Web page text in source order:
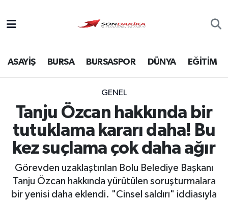
ASAYİŞ BURSA BURSASPOR DÜNYA EĞİTİM
GENEL
Tanju Özcan hakkında bir
tutuklama kararı daha! Bu
kez suçlama çok daha ağır
Görevden uzaklaştırılan Bolu Belediye Başkanı
Tanju Özcan hakkında yürütülen soruşturmalara
bir yenisi daha eklendi. "Cinsel saldırı" iddiasıyla
Bursa
Ekonomi
Foto Galeri
Genel
Gündem